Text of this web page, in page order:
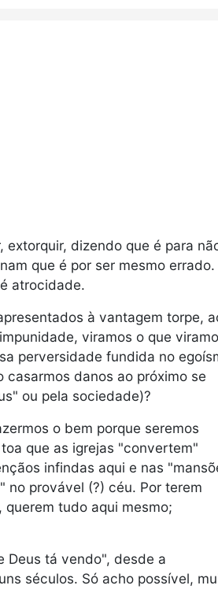
extorquir, dizendo que é para
que é por ser mesmo errado.
atrocidade.
à vantagem torpe,
viramos o que
perversidade fundida no
casarmos danos ao próximo se
ou pela sociedade)?
o bem porque seremos
que as igrejas "convertem"
infindas aqui e nas
no provável (?) céu. Por terem
tudo aqui mesmo;
Deus tá vendo", desde a
séculos. Só acho possível,